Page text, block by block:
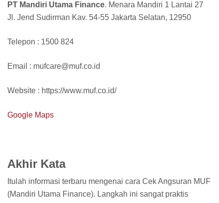
PT Mandiri Utama Finance. Menara Mandiri 1 Lantai 27
Jl. Jend Sudirman Kav. 54-55 Jakarta Selatan, 12950
Telepon : 1500 824
Email : mufcare@muf.co.id
Website : https://www.muf.co.id/
Google Maps
Akhir Kata
Itulah informasi terbaru mengenai cara Cek Angsuran MUF
(Mandiri Utama Finance). Langkah ini sangat praktis